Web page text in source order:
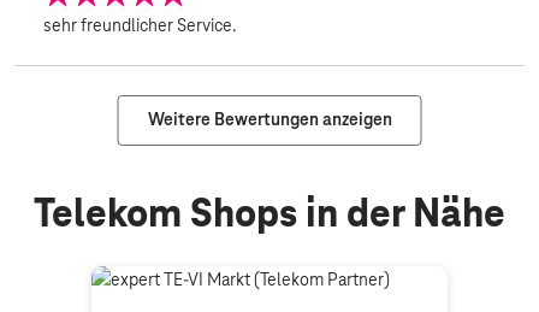
sehr freundlicher Service.
Weitere Bewertungen anzeigen
Telekom Shops in der Nähe